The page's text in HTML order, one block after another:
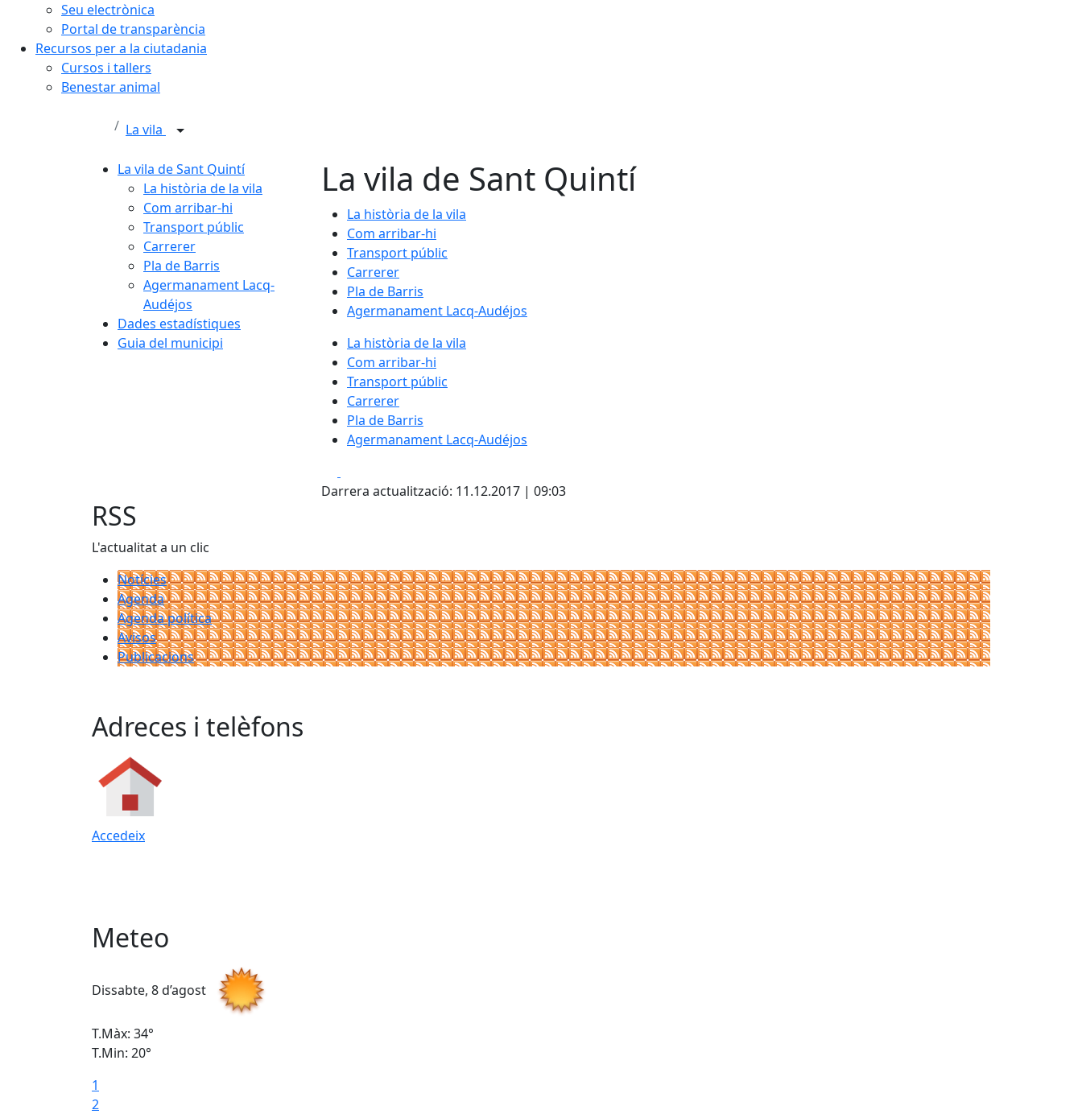
Seu electrònica
Portal de transparència
Recursos per a la ciutadania
Cursos i tallers
Benestar animal
La vila
La vila de Sant Quintí
La història de la vila
Com arribar-hi
Transport públic
Carrerer
Pla de Barris
Agermanament Lacq-
Audéjos
Dades estadístiques
Guia del municipi
La vila de Sant Quintí
La història de la vila
Com arribar-hi
Transport públic
Carrerer
Pla de Barris
Agermanament Lacq-Audéjos
La història de la vila
Com arribar-hi
Transport públic
Carrerer
Pla de Barris
Agermanament Lacq-Audéjos
Darrera actualització: 11.12.2017 | 09:03
RSS
L'actualitat a un clic
Notícies
Agenda
Agenda política
Avisos
Publicacions
Adreces i telèfons
Accedeix
Meteo
Dissabte, 8 d’agost
T.Màx: 34°
T.Min: 20°
1
2